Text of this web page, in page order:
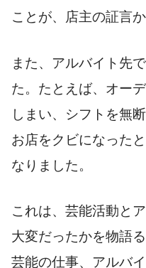
ことが、店主の証言
また、アルバイト先
た。たとえば、オー
しまい、シフトを無
お店をクビになった
なりました。
これは、芸能活動と
大変だったかを物語
芸能の仕事、アルバ